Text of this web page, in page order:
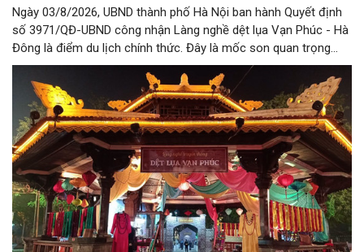
Ngày 03/8/2026, UBND thành phố Hà Nội ban hành Quyết định
số 3971/QĐ-UBND công nhận Làng nghề dệt lụa Vạn Phúc - Hà
Đông là điểm du lịch chính thức. Đây là mốc son quan trọng
trong hành trình bảo tồn di sản văn hóa, đồng thời tạo cơ hội
lớn để làng nghề khẳng định vị thế, phát triển du lịch văn hóa
bền vững và lan tỏa tinh hoa lụa Việt.